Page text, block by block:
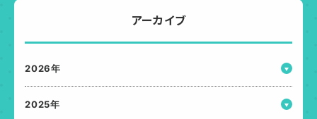
アーカイブ
2026年
2025年